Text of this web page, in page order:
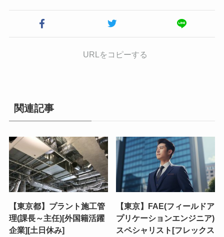
URLをコピーする
関連記事
【東京都】プラント施工管
理(課長～主任)[外国籍活躍
企業][土日休み]
【東京】FAE(フィールドア
プリケーションエンジニア)
スペシャリスト[フレックス